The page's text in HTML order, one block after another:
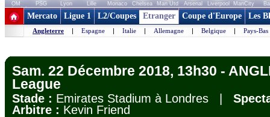
OM PSG Lyon Lille Monaco Chelsea Man Utd Arsenal Liverpool ManCity
+ de clubs
Mercato Ligue 1 L2/Coupes Etranger Coupe d'Europe Les
Angleterre | Espagne | Italie | Allemagne | Belgique | Pays-Bas
Sam. 22 Décembre 2018, 13h30 -
League
Stade : Emirates Stadium à Londres |
Arbitre : Kevin Friend